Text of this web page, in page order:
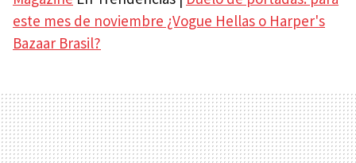
este mes de noviembre ¿Vogue Hellas o Harper's
Bazaar Brasil?